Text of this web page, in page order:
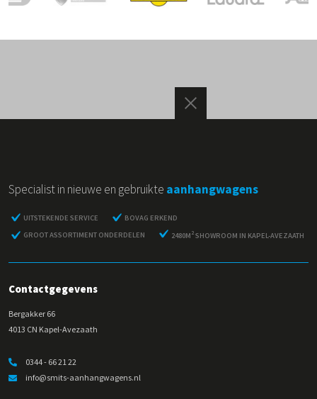
Specialist in nieuwe en gebruikte aanhangwagens
UITSTEKENDE SERVICE
BOVAG ERKEND
GROOT ASSORTIMENT ONDERDELEN
2480M 2SHOWROOM IN KAPEL-AVEZAATH
Contactgegevens
Bergakker 66
4013 CN Kapel-Avezaath
0344 - 66 21 22
info@smits-aanhangwagens.nl